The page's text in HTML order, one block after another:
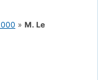
» M. Le